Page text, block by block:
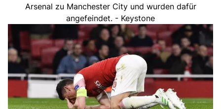
Arsenal zu Manchester City und wurden dafür
angefeindet. - Keystone